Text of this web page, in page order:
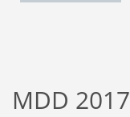
MDD 2017